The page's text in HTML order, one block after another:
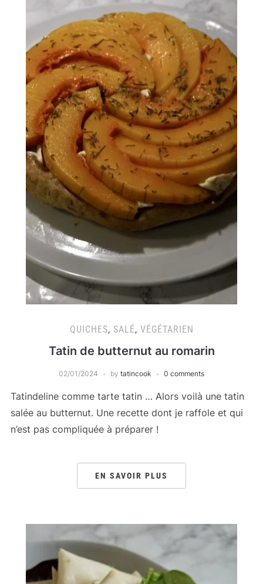
QUICHES, SALÉ, VÉGÉTARIEN
Tatin de butternut au romarin
02/01/2024 by tatincook 0 comments
Tatindeline comme tarte tatin … Alors voilà une tatin
salée au butternut. Une recette dont je raffole et qui
n’est pas compliquée à préparer !
EN SAVOIR PLUS